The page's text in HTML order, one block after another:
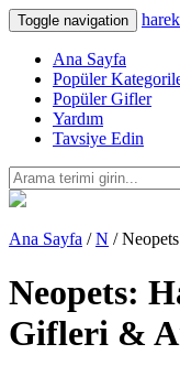
Toggle navigation
Ana Sayfa
Popüler
Popüler Gifler
Yardım
Tavsiye Edin
Ana Sayfa /N / Neopets
Neopets:
Gifleri &